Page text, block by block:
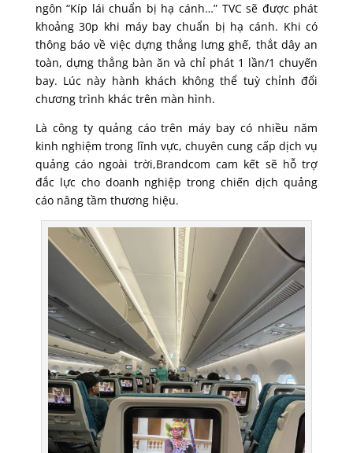
ngôn “Kíp lái chuẩn bị hạ cánh…” TVC sẽ được phát
khoảng 30p khi máy bay chuẩn bị hạ cánh. Khi có
thông báo về việc dựng thẳng lưng ghế, thắt dây an
toàn, dựng thẳng bàn ăn và chỉ phát 1 lần/1 chuyến
bay. Lúc này hành khách không thể tuỳ chỉnh đổi
chương trình khác trên màn hình.
Là công ty quảng cáo trên máy bay có nhiều năm
kinh nghiệm trong lĩnh vực, chuyên cung cấp dịch vụ
quảng cáo ngoài trời,Brandcom cam kết sẽ hỗ trợ
đắc lực cho doanh nghiệp trong chiến dịch quảng
cáo nâng tầm thương hiệu.